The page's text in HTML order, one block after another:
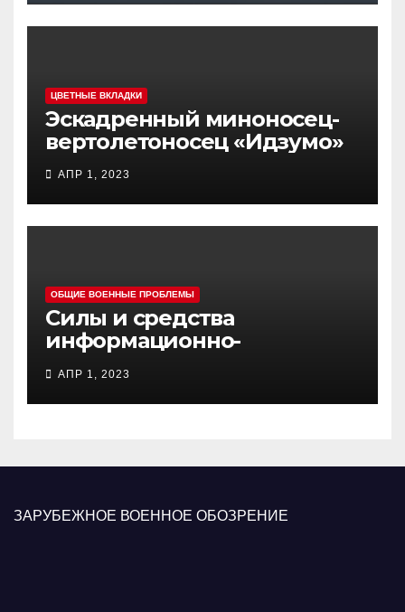
ЦВЕТНЫЕ ВКЛАДКИ
Эскадренный миноносец-
вертолетоносец «Идзумо»
АПР 1, 2023
ОБЩИЕ ВОЕННЫЕ ПРОБЛЕМЫ
Силы и средства
информационно-
вооруженных сил Украины
АПР 1, 2023
ЗАРУБЕЖНОЕ ВОЕННОЕ ОБОЗРЕНИЕ